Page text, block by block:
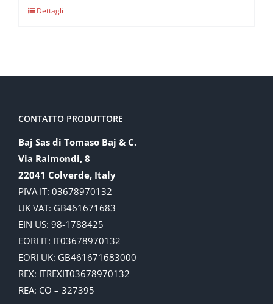
Dettagli
CONTATTO PRODUTTORE
Baj Sas di Tomaso Baj & C.
Via Raimondi, 8
22041 Colverde, Italy
PIVA IT: 03678970132
UK VAT: GB461671683
EIN US: 98-1788425
EORI IT: IT03678970132
EORI UK: GB461671683000
REX: ITREXIT03678970132
REA: CO – 327395